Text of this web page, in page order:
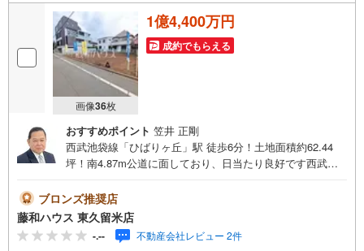
画像36枚
1億4,400万円
成約でもらえる
おすすめポイント 笠井 正剛
西武池袋線「ひばりヶ丘」駅 徒歩6分！土地面積約62.44
坪！南4.87m公道に面しており、日当たり良好です西武池
合わせくださいませ。
ブロンズ推奨店
藤和ハウス 東久留米店
-.-- 不動産会社レビュー 2件